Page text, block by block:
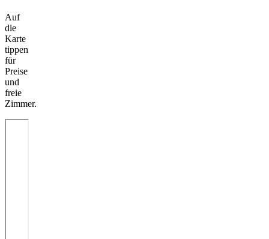
Auf
die
Karte
tippen
für
Preise
und
freie
Zimmer.